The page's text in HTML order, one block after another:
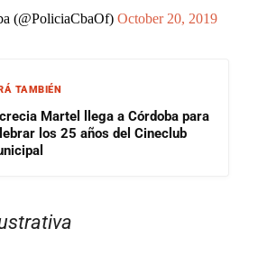
(@PoliciaCbaOf)October 20, 2019
TAMBIÉN
Martel llega a Córdoba para
los 25 años del Cineclub